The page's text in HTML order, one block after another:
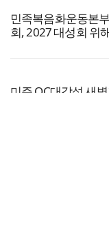
민족복음화운동본
회, 2027 대성회 위
미주 OC대각성 새